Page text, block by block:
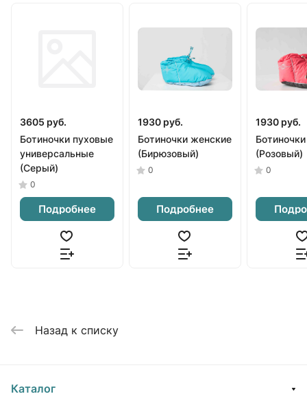
3605 руб.
Ботиночки пуховые
универсальные
(Серый)
0
Подробнее
1930 руб.
Ботиночки женские
(Бирюзовый)
0
Подробнее
1930 руб.
(Розовый)
0
Назад к списку
Каталог